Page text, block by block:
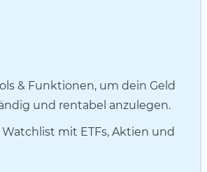
& Funktionen, um dein Geld
und rentabel anzulegen.
Watchlist mit ETFs, Aktien und